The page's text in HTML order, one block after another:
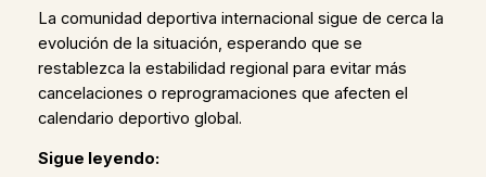
La comunidad deportiva internacional sigue de cerca la
evolución de la situación, esperando que se
restablezca la estabilidad regional para evitar más
cancelaciones o reprogramaciones que afecten el
calendario deportivo global.
Sigue leyendo: